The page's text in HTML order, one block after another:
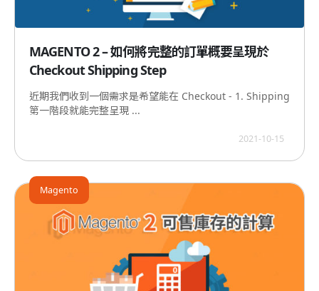
MAGENTO 2 – 如何將完整的訂單概要呈現於
Checkout Shipping Step
近期我們收到一個需求是希望能在 Checkout - 1. Shipping
第一階段就能完整呈現 ...
2021-10-15
Magento